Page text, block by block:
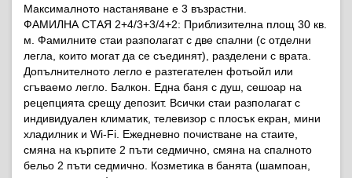
Максималното настаняване е 3 възрастни.
ФАМИЛНА СТАЯ 2+4/3+3/4+2: Приблизителна площ 30 кв.
м. Фамилните стаи разполагат с две спални (с отделни
легла, които могат да се съединят), разделени с врата.
Допълнителното легло е разтегателен фотьойл или
сгъваемо легло. Балкон. Една баня с душ, сешоар на
рецепцията срещу депозит. Всички стаи разполагат с
индивидуален климатик, телевизор с плосък екран, мини
хладилник и Wi-Fi. Ежедневно почистване на стаите,
смяна на кърпите 2 пъти седмично, смяна на спалното
бельо 2 пъти седмично. Козметика в банята (шампоан,